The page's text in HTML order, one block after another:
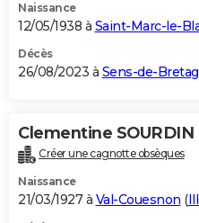
Naissance
12/05/1938 à Saint-Marc-le-
Décès
26/08/2023 à Sens-de-
Clementine SOURDIN
Créer une cagnotte obsèques
Naissance
21/03/1927 à Val-Couesnon (